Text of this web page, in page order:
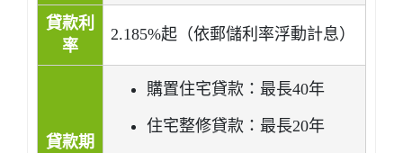
貸款利
率
2.185%起（依郵儲利率浮動計息）
貸款期
購置住宅貸款：最長40年
住宅整修貸款：最長20年